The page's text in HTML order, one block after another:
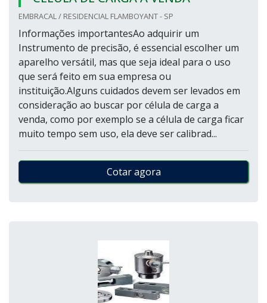
EMBRACAL / RESIDENCIAL FLAMBOYANT - SP
Informações importantesAo adquirir um
Instrumento de precisão, é essencial escolher um
aparelho versátil, mas que seja ideal para o uso
que será feito em sua empresa ou
instituição.Alguns cuidados devem ser levados em
consideração ao buscar por célula de carga a
venda, como por exemplo se a célula de carga ficar
muito tempo sem uso, ela deve ser calibrad...
Cotar agora